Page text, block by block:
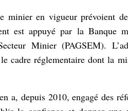
minier en vigueur prévoient
est appuyé par la Banque
Minier (PAGSEM).
cadre réglementaire dont la
a, depuis 2010, engagé des